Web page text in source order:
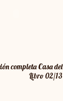
completa Casa del
Libro 02/13